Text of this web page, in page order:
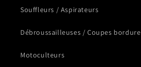
Souffleurs / Aspirateurs
Débroussailleuses / Coupes bordure
Motoculteurs